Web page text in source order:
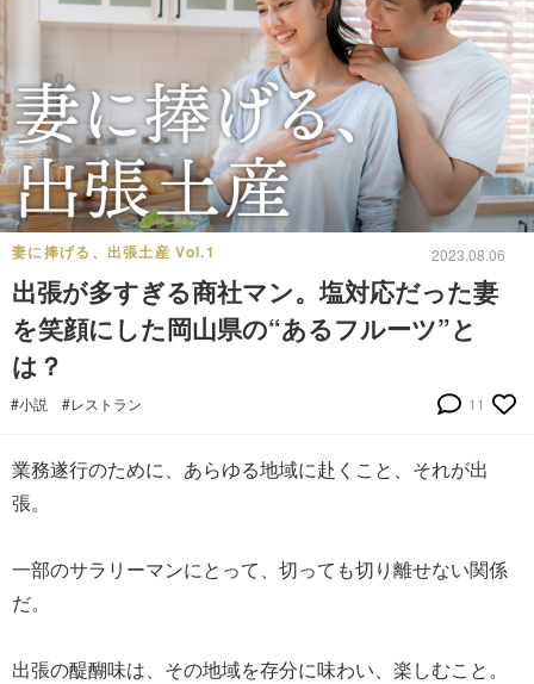
妻に捧げる、出張土産 Vol.1 2023.08.06
出張が多すぎる商社マン。塩対応だった妻
を笑顔にした岡山県の“あるフルーツ”と
は？
#小説 #レストラン 11
業務遂行のために、あらゆる地域に赴くこと、それが出
張。
一部のサラリーマンにとって、切っても切り離せない関係
だ。
出張の醍醐味は、その地域を存分に味わい、楽しむこと。